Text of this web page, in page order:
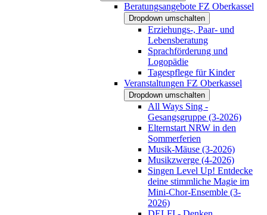
Beratungsangebote FZ Oberkassel
Dropdown umschalten
Erziehungs-, Paar- und
Lebensberatung
Sprachförderung und
Logopädie
Tagespflege für Kinder
Veranstaltungen FZ Oberkassel
Dropdown umschalten
All Ways Sing -
Gesangsgruppe (3-2026)
Elternstart NRW in den
Sommerferien
Musik-Mäuse (3-2026)
Musikzwerge (4-2026)
Singen Level Up! Entdecke
deine stimmliche Magie im
Mini-Chor-Ensemble (3-
2026)